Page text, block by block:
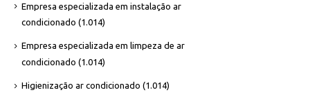
Empresa especializada em instalação ar
condicionado (1.014)
Empresa especializada em limpeza de ar
condicionado (1.014)
Higienização ar condicionado (1.014)